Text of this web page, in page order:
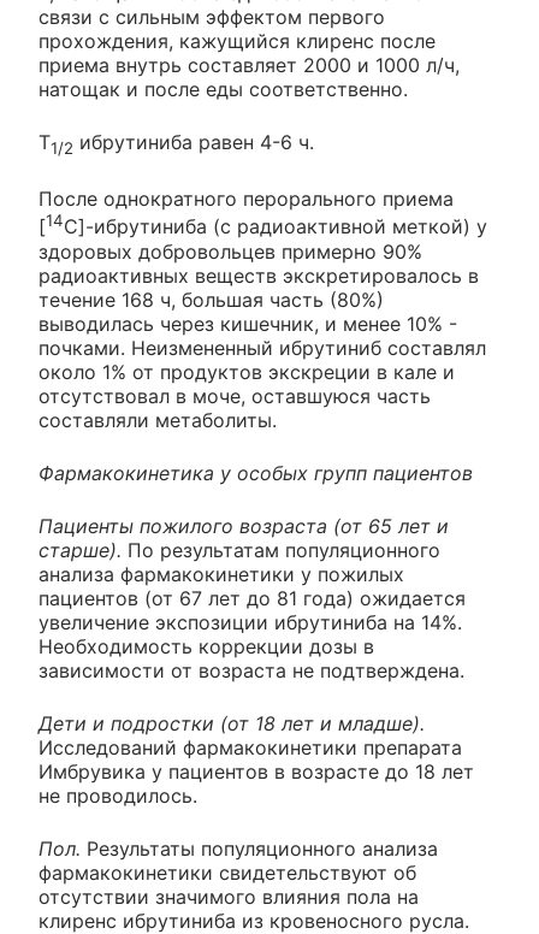
связи с сильным эффектом первого
прохождения, кажущийся клиренс после
приема внутрь составляет 2000 и 1000 л/ч,
натощак и после еды соответственно.
T1/2 ибрутиниба равен 4-6 ч.
После однократного перорального приема
[14С]-ибрутиниба (с радиоактивной меткой) у
здоровых добровольцев примерно 90%
радиоактивных веществ экскретировалось в
течение 168 ч, большая часть (80%)
выводилась через кишечник, и менее 10% -
почками. Неизмененный ибрутиниб составлял
около 1% от продуктов экскреции в кале и
отсутствовал в моче, оставшуюся часть
составляли метаболиты.
Фармакокинетика у особых групп пациентов
Пациенты пожилого возраста (от 65 лет и
старше). По результатам популяционного
анализа фармакокинетики у пожилых
пациентов (от 67 лет до 81 года) ожидается
увеличение экспозиции ибрутиниба на 14%.
Необходимость коррекции дозы в
зависимости от возраста не подтверждена.
Дети и подростки (от 18 лет и младше).
Исследований фармакокинетики препарата
Имбрувика у пациентов в возрасте до 18 лет
не проводилось.
Пол. Результаты популяционного анализа
фармакокинетики свидетельствуют об
отсутствии значимого влияния пола на
клиренс ибрутиниба из кровеносного русла.